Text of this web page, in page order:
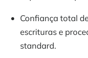
Confiança total
escrituras e
standard.